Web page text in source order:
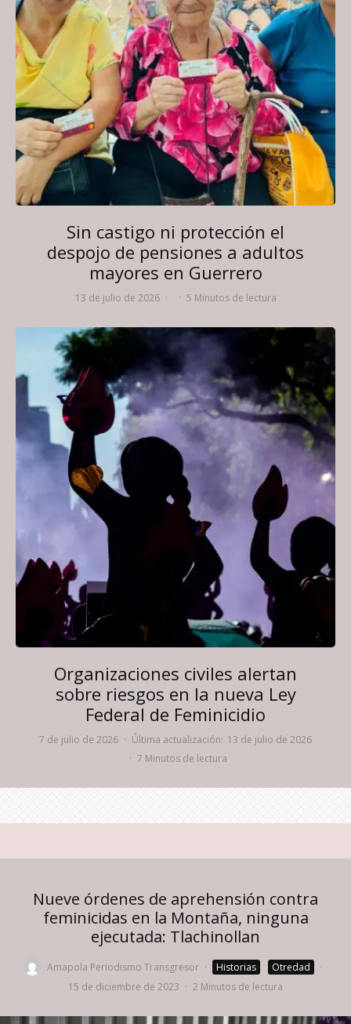
Sin castigo ni protección el
despojo de pensiones a adultos
mayores en Guerrero
13 de julio de 2026 · · 5 Minutos de lectura
Organizaciones civiles alertan
sobre riesgos en la nueva Ley
Federal de Feminicidio
7 de julio de 2026 · Última actualización: 13 de julio de 2026
· 7 Minutos de lectura
Nueve órdenes de aprehensión contra
feminicidas en la Montaña, ninguna
ejecutada: Tlachinollan
Amapola Periodismo Transgresor · Historias Otredad
·
15 de diciembre de 2023 · 2 Minutos de lectura